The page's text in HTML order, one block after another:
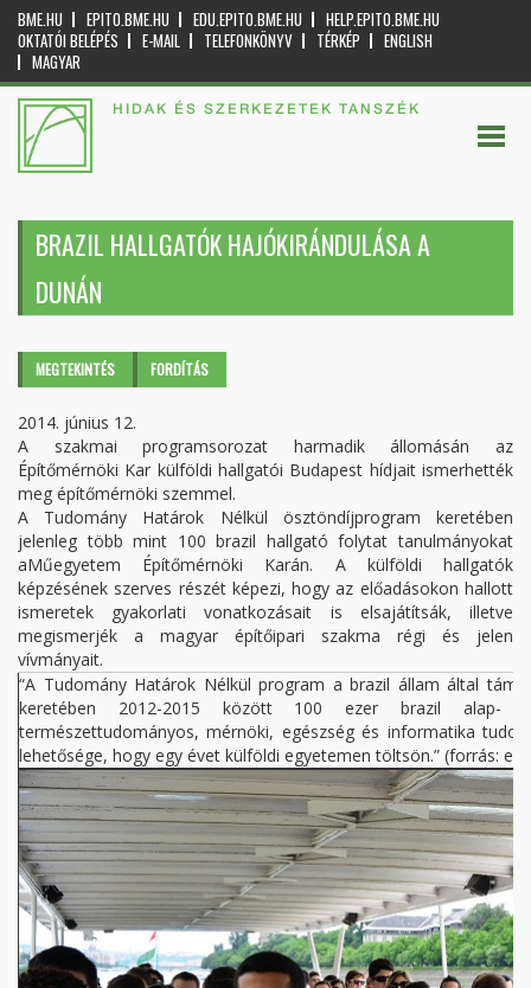
BME.HU EPITO.BME.HU EDU.EPITO.BME.HU
HELP.EPITO.BME.HU
OKTATÓI BELÉPÉS
E-MAIL TELEFONKÖNYV TÉRKÉP
ENGLISH
MAGYAR
HIDAK ÉS SZERKEZETEK TANSZÉK
BRAZIL HALLGATÓK HAJÓKIRÁNDULÁSA A
DUNÁN
Elsődleges fülek
MEGTEKINTÉS (AKTÍVFORDÍTÁS
2014. június 12.
A szakmai programsorozat harmadik állomásán az
Építőmérnöki Kar külföldi hallgatói Budapest hídjait ismerhették
meg építőmérnöki szemmel.
A Tudomány Határok Nélkül ösztöndíjprogram keretében
jelenleg több mint 100 brazil hallgató folytat tanulmányokat
aMűegyetem Építőmérnöki Karán. A külföldi hallgatók
képzésének szerves részét képezi, hogy az előadásokon hallott
ismeretek gyakorlati vonatkozásait is elsajátítsák, illetve
megismerjék a magyar építőipari szakma régi és jelen
vívmányait.
“A Tudomány Határok Nélkül program a brazil állam által
keretében 2012-2015 között 100 ezer brazil alap-
természettudományos, mérnöki, egészség és informatika
lehetősége, hogy egy évet külföldi egyetemen töltsön.” (forrás: